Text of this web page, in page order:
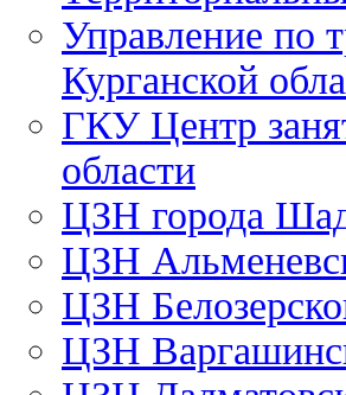
Управление по
Курганской
ГКУ Центр
области
ЦЗН города
ЦЗН
ЦЗН
ЦЗН